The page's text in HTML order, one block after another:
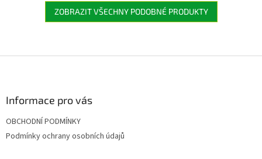
ZOBRAZIT VŠECHNY PODOBNÉ PRODUKTY
Informace pro vás
OBCHODNÍ PODMÍNKY
Podmínky ochrany osobních údajů